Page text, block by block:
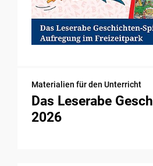
Materialien für den Unterricht
Das Leserabe
2026